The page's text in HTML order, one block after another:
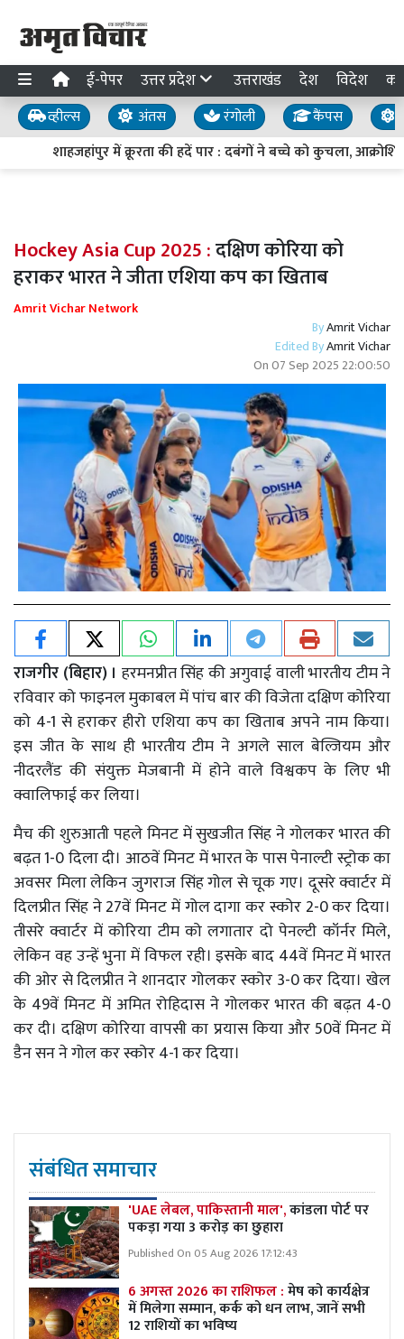
ई-पेपर उत्तर प्रदेश उत्तराखंड देश विदेश
व्हील्स अंतस रंगोली कैंपस
शाहजहांपुर में क्रूरता की हदें पार : दबंगों ने बच्चे को कुचला,
Hockey Asia Cup 2025 :दक्षिण कोरिया को
हराकर भारत ने जीता एशिया कप का खिताब
Amrit Vichar Network
ByAmrit Vichar
Edited ByAmrit Vichar
On07 Sep 2025 22:00:50
राजगीर (बिहार) । हरमनप्रीत सिंह की अगुवाई वाली भारतीय टीम ने
रविवार को फाइनल मुकाबल में पांच बार की विजेता दक्षिण कोरिया
को 4-1 से हराकर हीरो एशिया कप का खिताब अपने नाम किया।
इस जीत के साथ ही भारतीय टीम ने अगले साल बेल्जियम और
नीदरलैंड की संयुक्त मेजबानी में होने वाले विश्वकप के लिए भी
क्वालिफाई कर लिया।
मैच की शुरुआती पहले मिनट में सुखजीत सिंह ने गोलकर भारत की
बढ़त 1-0 दिला दी। आठवें मिनट में भारत के पास पेनाल्टी स्ट्रोक का
अवसर मिला लेकिन जुगराज सिंह गोल से चूक गए। दूसरे क्वार्टर में
दिलप्रीत सिंह ने 27वें मिनट में गोल दागा कर स्कोर 2-0 कर दिया।
तीसरे क्वार्टर में कोरिया टीम को लगातार दो पेनल्टी कॉर्नर मिले,
लेकिन वह उन्हें भुना में विफल रही। इसके बाद 44वें मिनट में भारत
की ओर से दिलप्रीत ने शानदार गोलकर स्कोर 3-0 कर दिया। खेल
के 49वें मिनट में अमित रोहिदास ने गोलकर भारत की बढ़त 4-0
कर दी। दक्षिण कोरिया वापसी का प्रयास किया और 50वें मिनट में
डैन सन ने गोल कर स्कोर 4-1 कर दिया।
संबंधित समाचार
'UAE लेबल, पाकिस्तानी माल',कांडला पोर्ट पर
पकड़ा गया 3 करोड़ का छुहारा
Published On 05 Aug 2026 17:12:43
6 अगस्त 2026 का राशिफल :मेष को कार्यक्षेत्र
में मिलेगा सम्मान, कर्क को धन लाभ, जानें सभी
12 राशियों का भविष्य